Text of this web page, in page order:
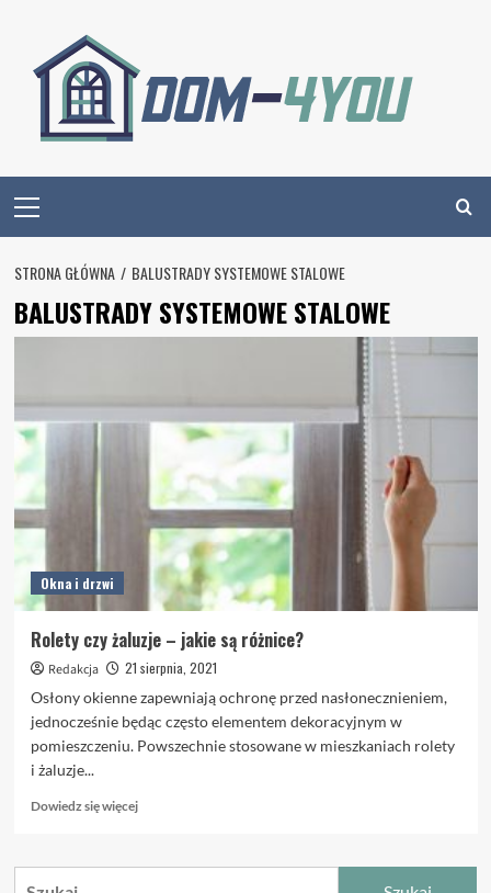
content
Menu
STRONA GŁÓWNA BALUSTRADY SYSTEMOWE STALOWE
BALUSTRADY SYSTEMOWE STALOWE
Okna i drzwi
Rolety czy żaluzje – jakie są różnice?
Redakcja
21 sierpnia, 2021
Osłony okienne zapewniają ochronę przed nasłonecznieniem,
jednocześnie będąc często elementem dekoracyjnym w
pomieszczeniu. Powszechnie stosowane w mieszkaniach rolety
i żaluzje...
Dowiedz się więcejDowiedz
o